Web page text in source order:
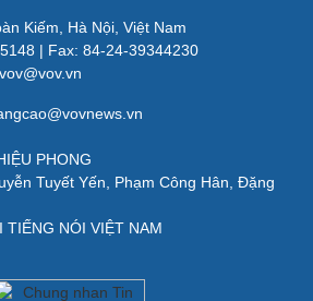
Kiếm, Hà Nội, Việt Nam
| Fax: 84-24-39344230
PHONG
Tuyết Yến, Phạm Công Hân, Đặng
NÓI VIỆT NAM